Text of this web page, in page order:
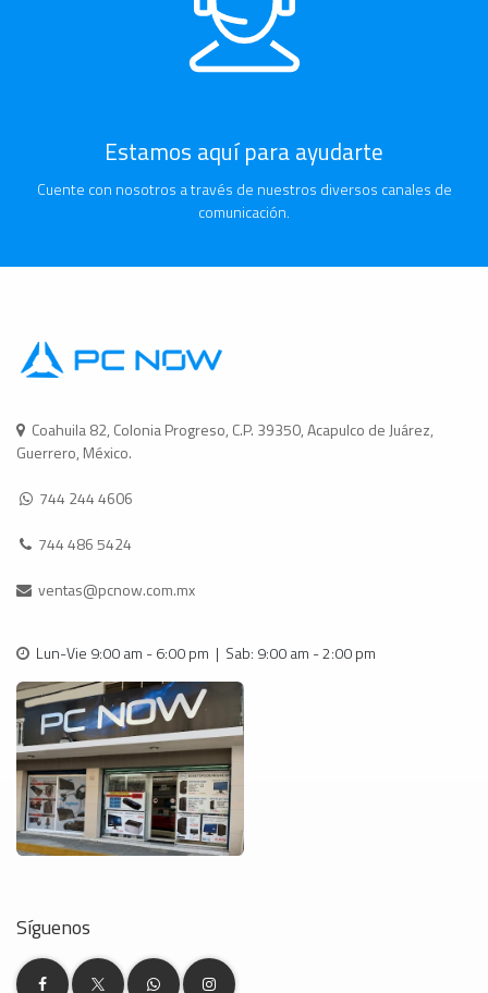
Estamos aquí para ayudarte
Cuente con nosotros a través de nuestros diversos canales de
comunicación.
Coahuila 82, Colonia Progreso, C.P. 39350, Acapulco de Juárez,
Guerrero, México.
744 244 4606
744 486 5424
ventas@pcnow.com.mx
Lun-Vie 9:00 am - 6:00 pm | Sab: 9:00 am - 2:00 pm
Síguenos